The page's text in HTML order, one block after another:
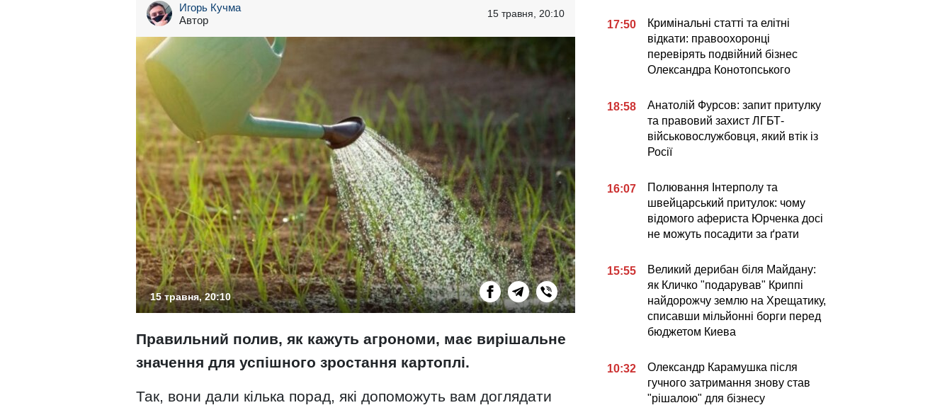
Игорь Кучма
Автор
15 травня, 20:10
15 травня, 20:10
Правильний полив, як кажуть агрономи, має вирішальне
значення для успішного зростання картоплі.
Так, вони дали кілька порад, які допоможуть вам доглядати
17:50
Кримінальні статті та елітні
відкати: правоохоронці
перевірять подвійний бізнес
Олександра Конотопського
18:58
Анатолій Фурсов: запит притулку
та правовий захист ЛГБТ-
військовослужбовця, який втік із
Росії
16:07
Полювання Інтерполу та
швейцарський притулок: чому
відомого афериста Юрченка досі
не можуть посадити за ґрати
15:55
Великий дерибан біля Майдану:
як Кличко "подарував" Криппі
найдорожчу землю на Хрещатику,
списавши мільйонні борги перед
бюджетом Киева
10:32
Олександр Карамушка після
гучного затримання знову став
"рішалою" для бізнесу